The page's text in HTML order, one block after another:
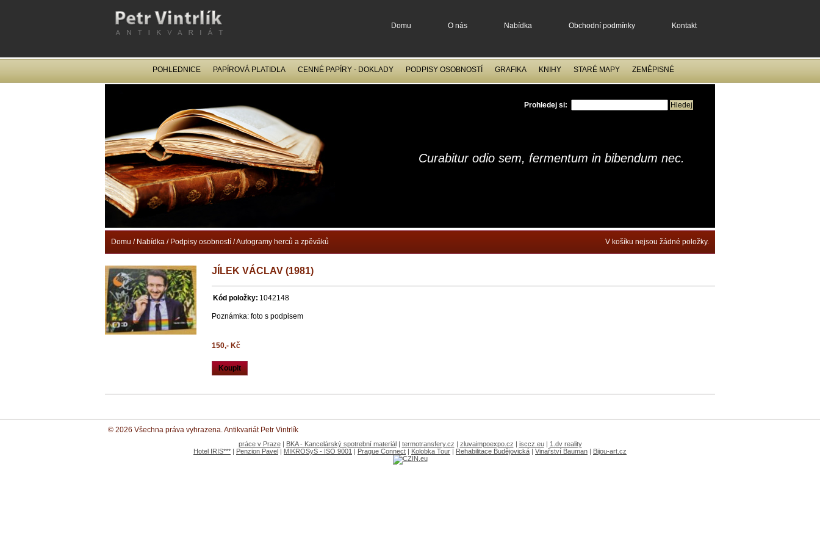
JÍLEK VÁCLAV (1981)
Kód položky: 1042148
Poznámka: foto s podpisem
150,- Kč
Koupit
Domu O nás Nabídka Obchodní podmínky Kontakt
POHLEDNICE PAPÍROVÁ PLATIDLA CENNÉ PAPÍRY - DOKLADY PODPISY OSOBNOSTÍ GRAFIKA KNIHY STARÉ MAPY ZEMĚPISNÉ
Curabitur odio sem, fermentum in bibendum nec.
Prohledej si:
V košíku nejsou žádné položky.
Domu / Nabídka / Podpisy osobností /Autogramy herců a zpěváků
© 2026 Všechna práva vyhrazena. Antikvariát Petr Vintrlík
práce v Praze | BKA - Kancelárský spotrební materiál | termotransfery.cz | zluvaimpoexpo.cz | isccz.eu | 1.dv reality
Hotel IRIS*** | Penzion Pavel | MIKROSyS - ISO 9001 | Prague Connect | Kolobka Tour | Rehabilitace Budějovická | Vinařství Bauman | Bijou-art.cz